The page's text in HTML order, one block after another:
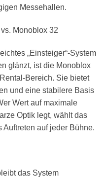
Messehallen.
Monoblox 32
„Einsteiger“-System
glänzt, ist die Monoblox
Bereich. Sie bietet
und eine stabilere Basis
Wert auf maximale
Optik legt, wählt das
auf jeder Bühne.
das System